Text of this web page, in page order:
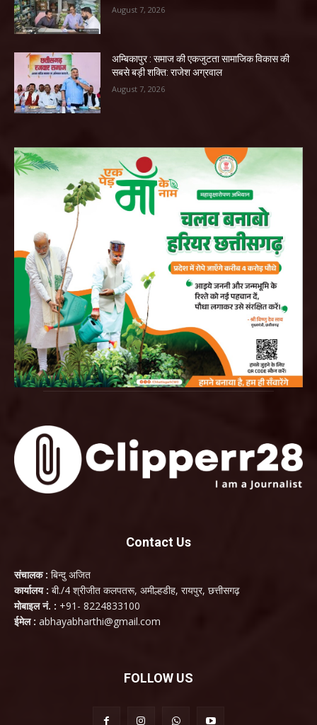
August 7, 2026
अम्बिकापुर : समाज की एकजुटता सामाजिक विकास की
सबसे बड़ी शक्ति: राजेश अग्रवाल
August 7, 2026
Contact Us
संचालक : बिन्दु अजित
कार्यालय : बी./4 श्रीजीत कलपतरू, अमील्हडीह, रायपुर, छत्तीसगढ़
मोबाइल नं. : +91- 8224833100
ईमेल : abhayabharthi@gmail.com
FOLLOW US